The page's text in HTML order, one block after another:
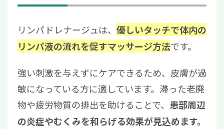
リンパドレナージュは、 優しいタッチで体内の
リンパ液の流れを促すマッサージ方法です。
強い刺激を与えずにケアできるため、皮膚が過
敏になっている方に適しています。滞った老廃
物や疲労物質の排出を助けることで、 患部周辺
の炎症やむくみを和らげる効果が見込めます。